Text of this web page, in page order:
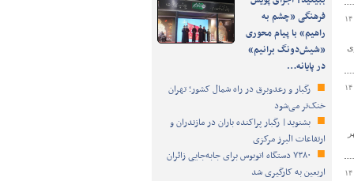
فرهنگی «چشم به
راهیم» با پیام محوری
«شیش‌دونگ برانیم»
در پایانه…
رگبار و رعدوبرق در راه شمال کشور؛ تهران
خنک‌تر می‌شود
بشنوید| رگبار پراکنده باران در مازندران و
ارتفاعات البرز مرکزی
۷۳۸۰ دستگاه اتوبوس برای جابه‌جایی زائران
اربعین به‌ کارگیری شد
شهری